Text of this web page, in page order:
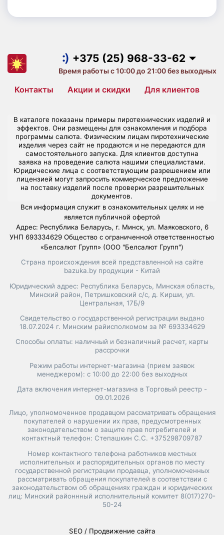
+375 (25) 968-33-62
+375 (29) 657-10-53
Время работы с 10:00 до 21:00 без выходных
Контакты Акции и скидки Для клиентов
В каталоге показаны примеры пиротехнических изделий и
эффектов. Они размещены для ознакомления и подбора
программы салюта. Физическим лицам пиротехнические
изделия через сайт не продаются и не передаются для
самостоятельного запуска. Для клиентов доступна
заявка на проведение салюта нашими специалистами.
Юридические лица с соответствующим разрешением или
лицензией могут запросить коммерческое предложение
на поставку изделий после проверки разрешительных
документов.
Вся информация служит в ознакомительных целях и не
является публичной офертой
Адрес: Республика Беларусь, г. Минск, ул. Маяковского, 6
УНП 693334629 Общество с ограниченной ответственностью
«Белсалют Групп» (ООО "Белсалют Групп")
Страна происхождения всей представленной на сайте
bazuka.by продукции - Китай
Юридический адрес: Республика Беларусь, Минская область,
Минский район, Петришковский с/с, д. Кирши, ул.
Центральная, 17Б/9
Свидетельство о государственной регистрации выдано
18.07.2024 г. Минским райисполкомом за № 693334629
Способы оплаты: наличный и безналичный расчет, карты
рассрочки
Режим работы интернет-магазина (прием заявок
менеджером): с 10:00 до 22:00 без выходных
Дата включения интернет-магазина в Торговый реестр -
09.01.2026
Лицо, уполномоченное продавцом рассматривать обращения
покупателей о нарушении их прав, предусмотренных
законодательством о защите прав потребителей и
контактный телефон: Степашкин С.С. +375298709787
Номер контактного телефона работников местных
исполнительных и распорядительных органов по месту
государственной регистрации продавца, уполномоченных
рассматривать обращения покупателей в соответствии с
законодательством об обращениях граждан и юридических
лиц: Минский районнный исполнительный комитет 8(017)270-
50-24
SEO / Продвижение сайта